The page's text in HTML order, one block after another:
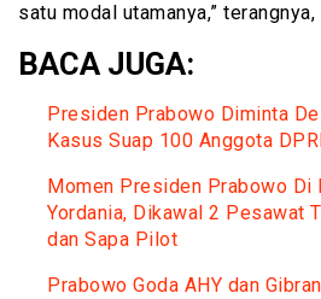
satu modal utamanya,”
BACA JUGA:
Presiden Prabowo Diminta
Kasus Suap 100 Anggota
Momen Presiden Prabowo Di
Yordania, Dikawal 2 Pesawat
dan Sapa Pilot
Prabowo Goda AHY dan